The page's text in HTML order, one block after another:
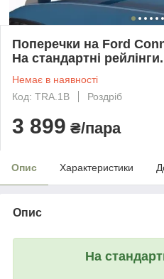
Поперечки на Ford
На стандартні
Немає в наявності
Код: TRA.1B
Роздріб
3 899 ₴/пара
Опис Характеристики
Опис
На